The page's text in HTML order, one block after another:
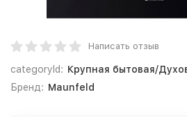
Написать отзыв
categoryId: Крупная бытовая/
Бренд: Maunfeld